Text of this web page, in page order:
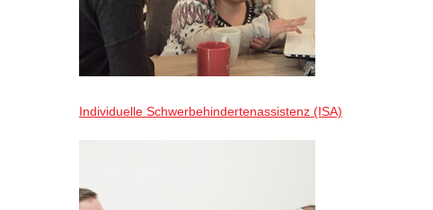
Individuelle Schwerbehindertenassistenz (ISA)